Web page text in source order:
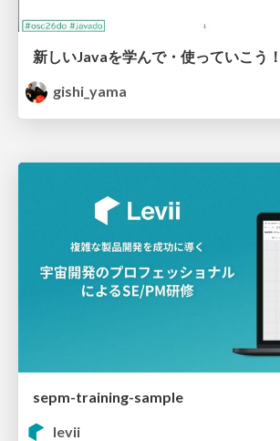
新しいJavaを学んで・使っていこう
gishi_yama
sepm-training-sample
levii